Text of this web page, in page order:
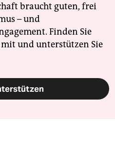
braucht guten, frei
– und
Finden Sie
mit und unterstützen Sie